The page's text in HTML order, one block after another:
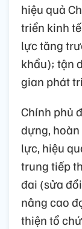
hiệu quả
triển kinh
lực tăng
khẩu); tận
gian phát
Chính phủ
dựng,
lực, hiệu
trung tiếp
đai (sửa
nâng cao
thiện tổ